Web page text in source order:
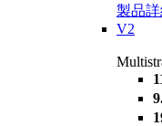
製品
V2